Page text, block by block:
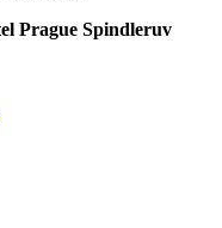
Prague Spindleruv